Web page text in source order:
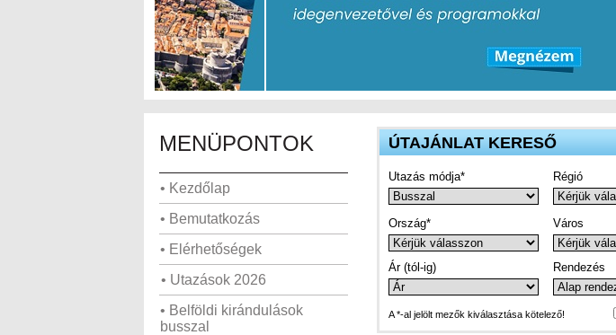
MENÜPONTOK
• Kezdőlap
• Bemutatkozás
• Elérhetőségek
• Utazások 2026
• Belföldi kirándulások
busszal
ÚTAJÁNLAT KERESŐ
Utazás módja* Régió
Ország* Város
Ár (tól-ig) Rendezés
A *-al jelölt mezők kiválasztása kötelező!